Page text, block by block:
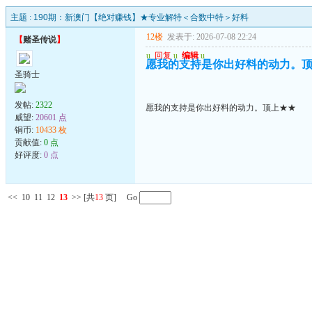
主题 : 190期：新澳门【绝对赚钱】★专业解特＜合数中特＞好料
【赌圣传说】
圣骑士
发帖: 2322
威望: 20601 点
铜币: 10433 枚
贡献值: 0 点
好评度: 0 点
12楼 发表于: 2026-07-08 22:24
u 回复 u 编辑 u
愿我的支持是你出好料的动力
愿我的支持是你出好料的动力。顶上★★
<< 10 11 12 13 >> [共13 页] Go